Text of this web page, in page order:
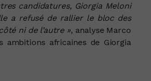
candidatures, Giorgia Meloni
a refusé de rallier le bloc des
ni de l’autre », analyse Marco
ambitions africaines de Giorgia